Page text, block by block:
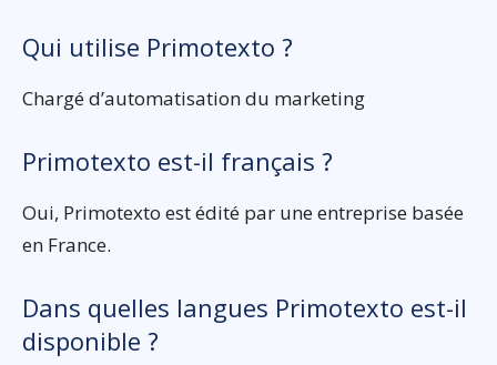
Qui utilise Primotexto ?
Chargé d’automatisation du marketing
Primotexto est-il français ?
Oui, Primotexto est édité par une entreprise basée
en France.
Dans quelles langues Primotexto est-il
disponible ?